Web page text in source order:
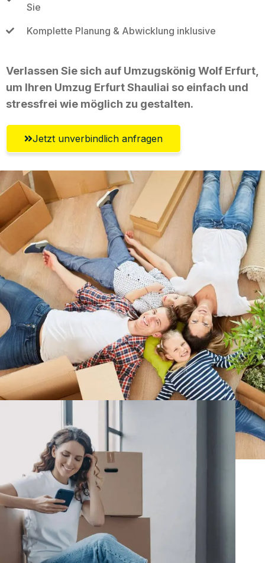
Sie
Komplette Planung & Abwicklung inklusive
Verlassen Sie sich auf Umzugskönig Wolf Erfurt,
um Ihren Umzug Erfurt Shauliai so einfach und
stressfrei wie möglich zu gestalten.
Jetzt unverbindlich anfragen